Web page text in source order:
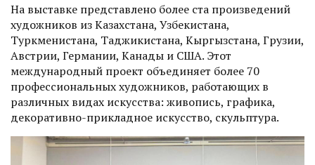
На выставке представлено более ста произведений
художников из Казахстана, Узбекистана,
Туркменистана, Таджикистана, Кыргызстана, Грузии,
Австрии, Германии, Канады и США. Этот
международный проект объединяет более 70
профессиональных художников, работающих в
различных видах искусства: живопись, графика,
декоративно-прикладное искусство, скульптура.